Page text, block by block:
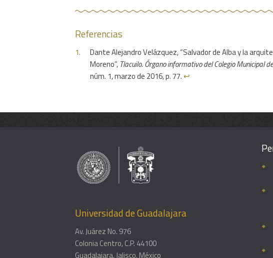
Referencias
Dante Alejandro Velázquez, “Salvador de Alba y la
Moreno”, Tlacuilo. Órgano informativo del Colegio Municipal
núm. 1, marzo de 2016, p. 77.↩︎
Universidad de Guadalajara
Av. Juárez No. 976
Colonia Centro, C.P. 44100
Guadalajara, Jalisco, México